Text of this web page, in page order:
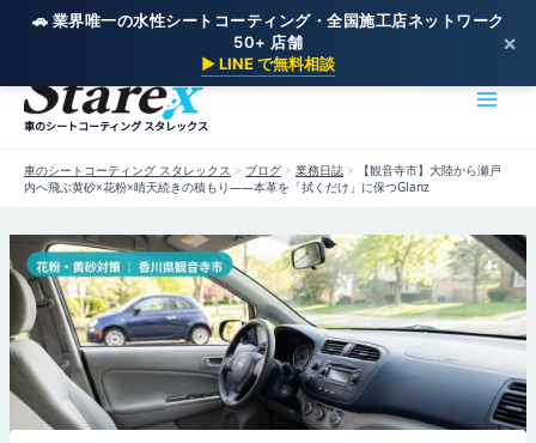
🚗 業界唯一の水性シートコーティング・全国施工店ネットワーク
50+ 店舗
▶ LINE で無料相談
×
容
車のシートコーティング スタレックス
車のシートコーティング スタレックス > ブログ > 業務日誌 >
【観音寺市】大陸から瀬戸
内へ飛ぶ黄砂×花粉×晴天続きの積もり——本革を「拭くだけ」に保つGlanz